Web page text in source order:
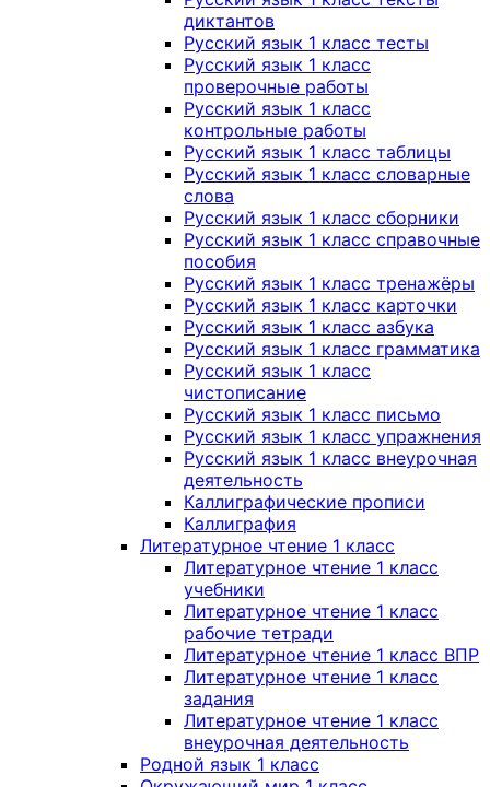
диктантов
Русский язык 1 класс тесты
Русский язык 1 класс
проверочные работы
Русский язык 1 класс
контрольные работы
Русский язык 1 класс таблицы
Русский язык 1 класс словарные
слова
Русский язык 1 класс сборники
Русский язык 1 класс справочные
пособия
Русский язык 1 класс тренажёры
Русский язык 1 класс карточки
Русский язык 1 класс азбука
Русский язык 1 класс грамматика
Русский язык 1 класс
чистописание
Русский язык 1 класс письмо
Русский язык 1 класс упражнения
Русский язык 1 класс внеурочная
деятельность
Каллиграфические прописи
Каллиграфия
Литературное чтение 1 класс
Литературное чтение 1 класс
учебники
Литературное чтение 1 класс
рабочие тетради
Литературное чтение 1 класс ВПР
Литературное чтение 1 класс
задания
Литературное чтение 1 класс
внеурочная деятельность
Родной язык 1 класс